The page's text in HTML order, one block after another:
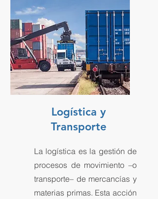
Logística y
Transporte
La logística es la gestión de
procesos de movimiento –o
transporte– de mercancías y
materias primas. Esta acción